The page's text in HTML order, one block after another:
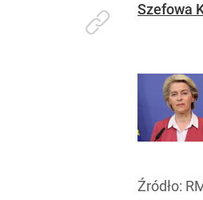
Szefowa
Źródło: